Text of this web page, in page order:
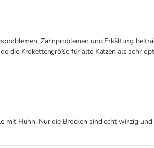
Zahnproblemen und Erkältung
die Krokettengröße für alte Katzen als sehr
Huhn. Nur die Brocken sind echt winzig